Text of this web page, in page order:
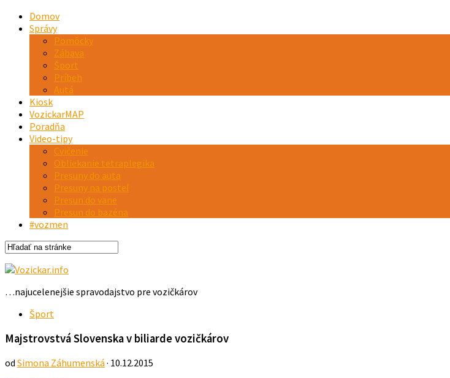
Domov
Správy
Pomôcky
Zábava
Šport
Príbeh
Autá
Kiosk
VozickarMAP
Poradňa
Video-tipy
Cvičenie
Obliekanie tetraplegika
Presuny do auta
Presuny na posteľ
Presun do vane
Presun do bazéna
#vozmen
…najucelenejšie spravodajstvo pre vozičkárov
Šport
Majstrovstvá Slovenska v biliarde vozičkárov
od Simona Záhumenská · 10.12.2015